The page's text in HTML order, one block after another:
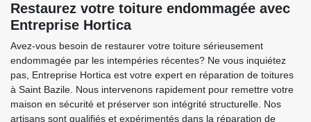
Restaurez votre toiture endommagée avec
Entreprise Hortica
Avez-vous besoin de restaurer votre toiture sérieusement
endommagée par les intempéries récentes? Ne vous inquiétez
pas, Entreprise Hortica est votre expert en réparation de toitures
à Saint Bazile. Nous intervenons rapidement pour remettre votre
maison en sécurité et préserver son intégrité structurelle. Nos
artisans sont qualifiés et expérimentés dans la réparation de